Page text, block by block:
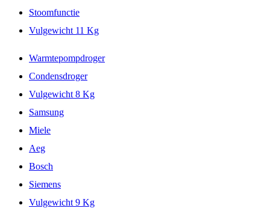
Stoomfunctie
Vulgewicht 11 Kg
Warmtepompdroger
Condensdroger
Vulgewicht 8 Kg
Samsung
Miele
Aeg
Bosch
Siemens
Vulgewicht 9 Kg